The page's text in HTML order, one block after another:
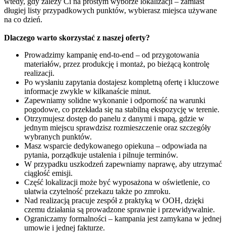
długiej listy przypadkowych punktów, wybierasz miejsca używane
na co dzień.
Dlaczego warto skorzystać z naszej oferty?
Prowadzimy kampanię end-to-end – od przygotowania
materiałów, przez produkcję i montaż, po bieżącą kontrolę
realizacji.
Po wysłaniu zapytania dostajesz kompletną ofertę i kluczowe
informacje zwykle w kilkanaście minut.
Zapewniamy solidne wykonanie i odporność na warunki
pogodowe, co przekłada się na stabilną ekspozycję w terenie.
Otrzymujesz dostęp do panelu z danymi i mapą, gdzie w
jednym miejscu sprawdzisz rozmieszczenie oraz szczegóły
wybranych punktów.
Masz wsparcie dedykowanego opiekuna – odpowiada na
pytania, porządkuje ustalenia i pilnuje terminów.
W przypadku uszkodzeń zapewniamy naprawę, aby utrzymać
ciągłość emisji.
Część lokalizacji może być wyposażona w oświetlenie, co
ułatwia czytelność przekazu także po zmroku.
Nad realizacją pracuje zespół z praktyką w OOH, dzięki
czemu działania są prowadzone sprawnie i przewidywalnie.
Ograniczamy formalności – kampania jest zamykana w jednej
umowie i jednej fakturze.